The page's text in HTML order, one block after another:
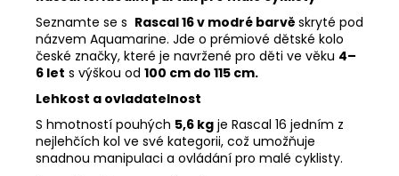
Seznamte se s Rascal 16 v modré barvě skryté pod
názvem Aquamarine. Jde o prémiové dětské kolo
české značky, které je navržené pro děti ve věku 4–
6 let s výškou od 100 cm do 115 cm.
Lehkost a ovladatelnost
S hmotností pouhých 5,6 kg je Rascal 16 jedním z
nejlehčích kol ve své kategorii, což umožňuje
snadnou manipulaci a ovládání pro malé cyklisty.